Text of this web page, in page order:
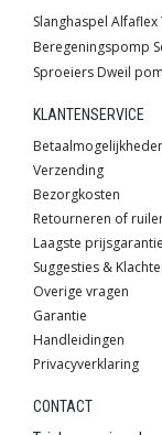
Slanghaspel Alfaflex
Beregeningspomp
Sproeiers Dweil
KLANTENSERVICE
Verzending
Bezorgkosten
Retourneren of
Laagste prijsgarantie
Suggesties &
Overige vragen
Garantie
Handleidingen
Privacyverklaring
CONTACT